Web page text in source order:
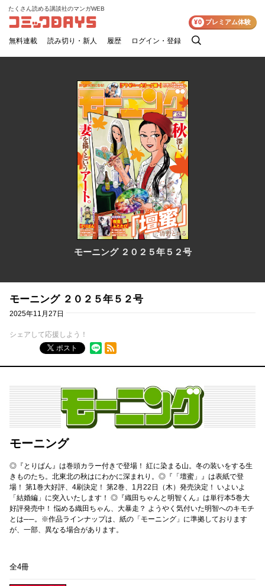
コミックDAYS
たくさん読める講談社のマンガWEB
無料連載 読み切り・新人 履歴 ログイン・登録
検
¥0 プレミアム体験
モーニング ２０２５年５２号
モーニング ２０２５年５２号
2025年11月27日
シェアして応援しよう！
ポスト
RSSフィード
モーニング
◎『とりぱん』は巻頭カラー付きで登場！ 紅に染まる山。冬の装いをする生
きものたち。北東北の秋はにわかに深まれり。◎『「壇蜜」』は表紙で登
場！ 第1巻大好評、4刷決定！ 第2巻、1月22日（木）発売決定！ いよいよ
「結婚編」に突入いたします！ ◎『織田ちゃんと明智くん』は単行本5巻大
好評発売中！ 悩める織田ちゃん、大暴走？ ようやく気付いた明智へのキモチ
とは──。※作品ラインナップは、紙の「モーニング」に準拠しております
が、一部、異なる場合があります。
全4冊